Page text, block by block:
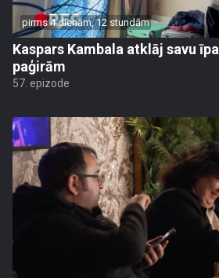
pirms 4 dienām, 12 stundām
Kaspars Kambala atklāj savu
paģirām
57. epizode